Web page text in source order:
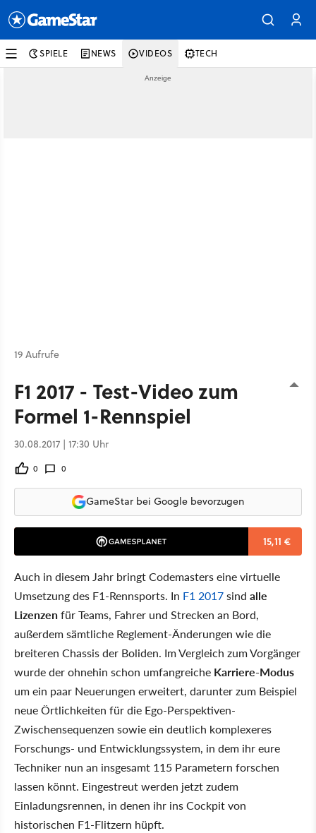
SPIELE NEWS VIDEOS TECH
19 Aufrufe
F1 2017 - Test-Video zum
Formel 1-Rennspiel
30.08.2017 | 17:30 Uhr
0 0
GameStar bei Google bevorzugen
15,11 €
Auch in diesem Jahr bringt Codemasters eine virtuelle
Umsetzung des F1-Rennsports. In F1 2017sind alle
Lizenzenfür Teams, Fahrer und Strecken an Bord,
außerdem sämtliche Reglement-Änderungen wie die
breiteren Chassis der Boliden. Im Vergleich zum Vorgänger
wurde der ohnehin schon umfangreiche Karriere-Modus
um ein paar Neuerungen erweitert, darunter zum Beispiel
neue Örtlichkeiten für die Ego-Perspektiven-
Zwischensequenzen sowie ein deutlich komplexeres
Forschungs- und Entwicklungssystem, in dem ihr eure
Techniker nun an insgesamt 115 Parametern forschen
lassen könnt. Eingestreut werden jetzt zudem
Einladungsrennen, in denen ihr ins Cockpit von
historischen F1-Flitzern hüpft.